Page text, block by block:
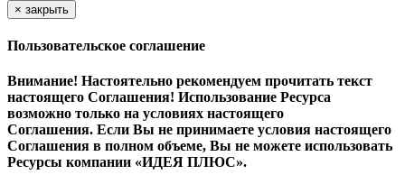
× закрыть
Пользовательское соглашение
Внимание! Настоятельно рекомендуем прочитать текст
настоящего Соглашения! Использование Ресурса
возможно только на условиях настоящего
Соглашения. Если Вы не принимаете условия настоящего
Соглашения в полном объеме, Вы не можете использовать
Ресурсы компании «ИДЕЯ ПЛЮС».